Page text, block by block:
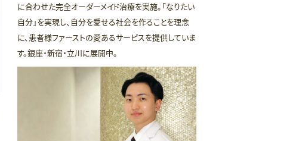
に合わせた完全オーダーメイド治療を実施。「なりたい
自分」を実現し、自分を愛せる社会を作ることを理念
に、患者様ファーストの愛あるサービスを提供していま
す。銀座・新宿・立川に展開中。